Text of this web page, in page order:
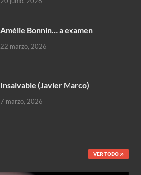
Amélie Bonnin… a examen
22 marzo, 2026
Insalvable (Javier Marco)
7 marzo, 2026
VER TODO